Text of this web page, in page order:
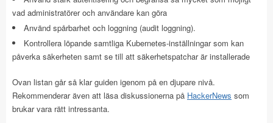
vad administratörer och användare kan göra
Använd spårbarhet och loggning (audit loggning).
Kontrollera löpande samtliga Kubernetes-inställningar som kan
påverka säkerheten samt se till att säkerhetspatchar är installerade
Ovan listan går så klar guiden igenom på en djupare nivå.
Rekommenderar även att läsa diskussionerna på HackerNews som
brukar vara rätt intressanta.